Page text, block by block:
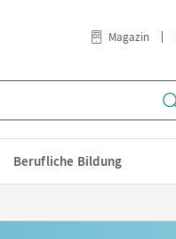
Magazin
Berufliche Bildung